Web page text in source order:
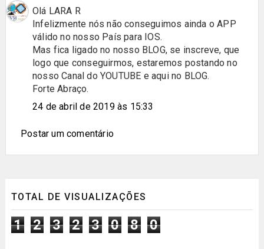
Olá LARA R
Infelizmente nós não conseguimos ainda o APP
válido no nosso País para IOS.
Mas fica ligado no nosso BLOG, se inscreve, que
logo que conseguirmos, estaremos postando no
nosso Canal do YOUTUBE e aqui no BLOG.
Forte Abraço.
24 de abril de 2019 às 15:33
Postar um comentário
TOTAL DE VISUALIZAÇÕES
1 2 3 2 3 0 8 0